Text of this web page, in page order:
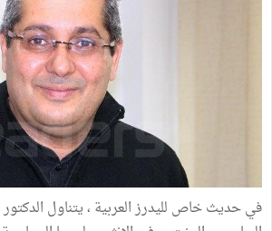
في حديث خاص لليدرز العربية ، يتناول الدكتور